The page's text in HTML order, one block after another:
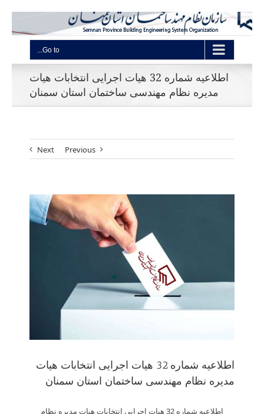
Go to...
اطلاعیه شماره 32 هیات اجرایی انتخابات هیات
مدیره نظام مهندسی ساختمان استان سمنان
Previous
Next
اطلاعیه شماره 32 هیات اجرایی انتخابات هیات
مدیره نظام مهندسی ساختمان استان سمنان
اطلاعیه شماره 32 هیات اجرایی انتخابات هیات مدیره نظام